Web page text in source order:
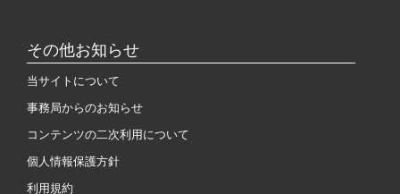
その他お知らせ
当サイトについて
事務局からのお知らせ
コンテンツの二次利用について
個人情報保護方針
利用規約